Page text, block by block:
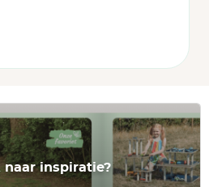
naar inspiratie?